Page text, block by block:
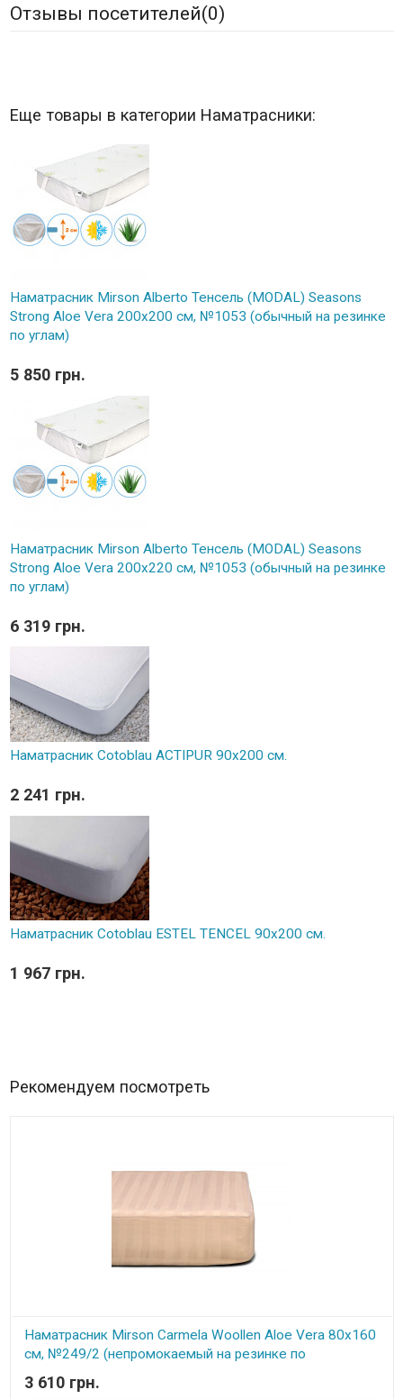
Отзывы посетителей(0)
Еще товары в категории Наматрасники:
Наматрасник Mirson Alberto Тенсель (MODAL) Seasons
Strong Aloe Vera 200x200 см, №1053 (обычный на резинке
по углам)
5 850 грн.
Наматрасник Mirson Alberto Тенсель (MODAL) Seasons
Strong Aloe Vera 200x220 см, №1053 (обычный на резинке
по углам)
6 319 грн.
Наматрасник Cotoblau ACTIPUR 90х200 см.
2 241 грн.
Наматрасник Cotoblau ESTEL TENCEL 90х200 см.
1 967 грн.
Рекомендуем посмотреть
Наматрасник Mirson Carmela Woollen Aloe Vera 80x160
см, №249/2 (непромокаемый на резинке по
периметру)
3 610 грн.